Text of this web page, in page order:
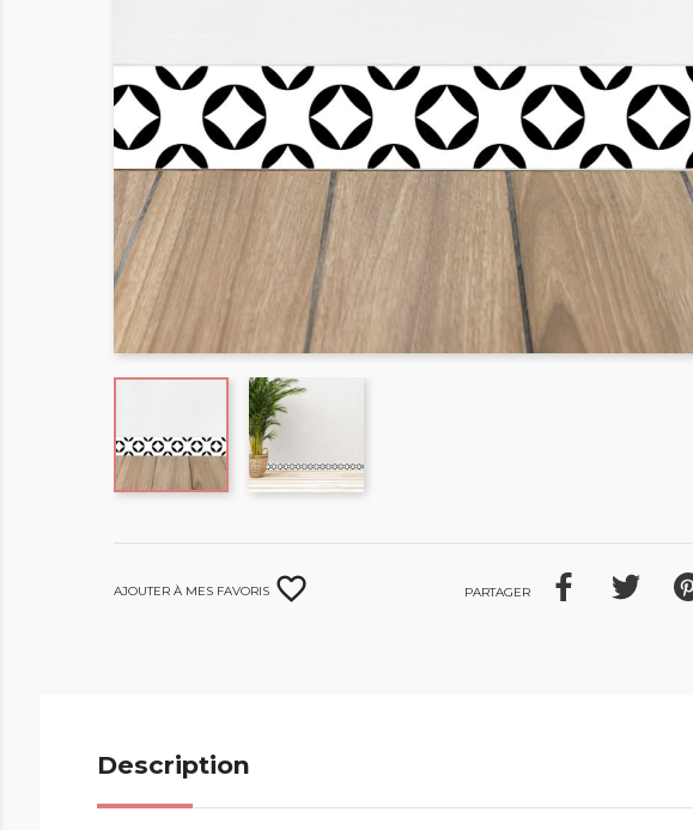
Ajouter à mes favoris favorite_border Partager
Description